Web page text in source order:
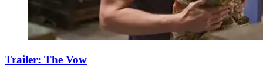
Trailer: The Vow